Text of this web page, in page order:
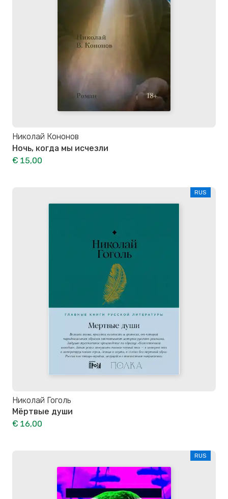
Николай Кононов
Ночь, когда мы исчезли
€ 15,00
RUS
Николай Гоголь
Мёртвые души
€ 16,00
RUS